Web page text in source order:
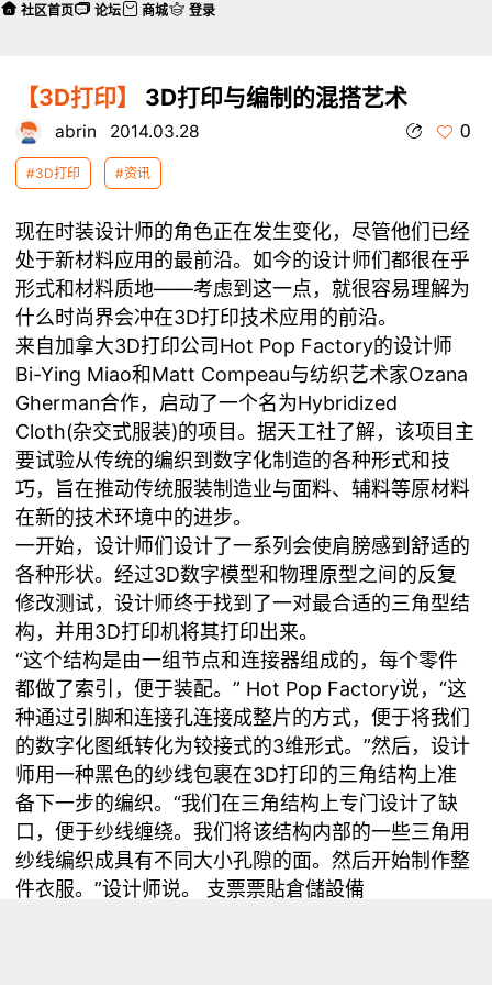
【3D打印】 3D打印与编制的混搭艺术
abrin 2014.03.28 0
#3D打印 #资讯
现在时装设计师的角色正在发生变化，尽管他们已经
处于新材料应用的最前沿。如今的设计师们都很在乎
形式和材料质地——考虑到这一点，就很容易理解为
什么时尚界会冲在3D打印技术应用的前沿。
来自加拿大3D打印公司Hot Pop Factory的设计师
Bi-Ying Miao和Matt Compeau与纺织艺术家Ozana
Gherman合作，启动了一个名为Hybridized
Cloth(杂交式服装)的项目。据天工社了解，该项目主
要试验从传统的编织到数字化制造的各种形式和技
巧，旨在推动传统服装制造业与面料、辅料等原材料
在新的技术环境中的进步。
一开始，设计师们设计了一系列会使肩膀感到舒适的
各种形状。经过3D数字模型和物理原型之间的反复
修改测试，设计师终于找到了一对最合适的三角型结
构，并用3D打印机将其打印出来。
“这个结构是由一组节点和连接器组成的，每个零件
都做了索引，便于装配。” Hot Pop Factory说，“这
种通过引脚和连接孔连接成整片的方式，便于将我们
的数字化图纸转化为铰接式的3维形式。”然后，设计
师用一种黑色的纱线包裹在3D打印的三角结构上准
备下一步的编织。“我们在三角结构上专门设计了缺
口，便于纱线缠绕。我们将该结构内部的一些三角用
纱线编织成具有不同大小孔隙的面。然后开始制作整
件衣服。”设计师说。 支票票貼倉儲設備
社区首页 论坛 商城 登录